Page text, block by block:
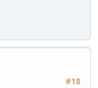
#18